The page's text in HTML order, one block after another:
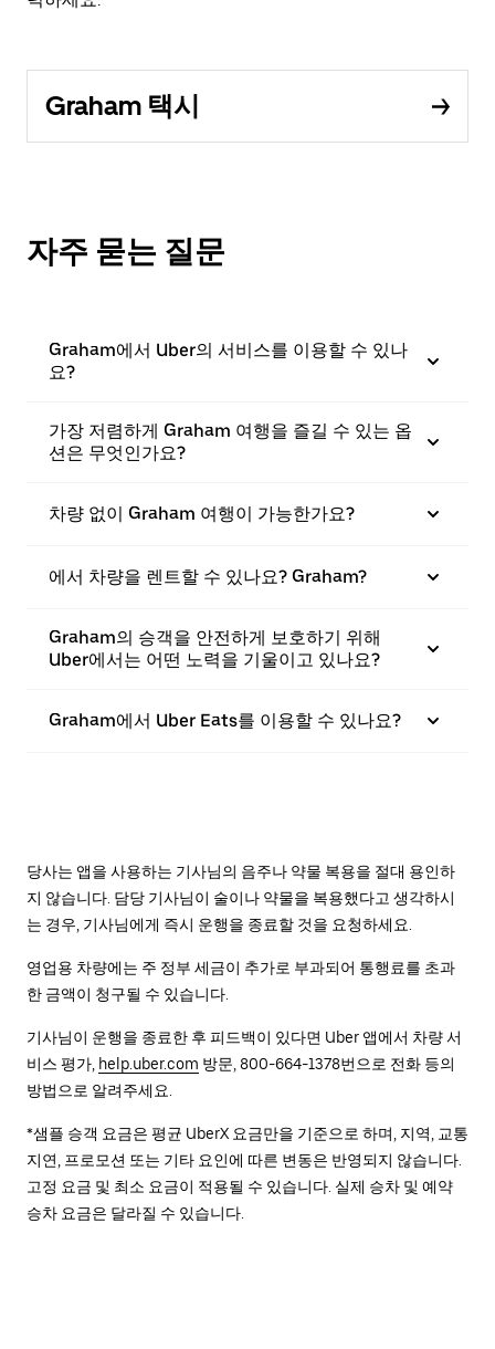
Graham 택시
자주 묻는 질문
Graham에서 Uber의 서비스를 이용할 수 있나
요?
가장 저렴하게 Graham 여행을 즐길 수 있는 옵
션은 무엇인가요?
차량 없이 Graham 여행이 가능한가요?
에서 차량을 렌트할 수 있나요? Graham?
Graham의 승객을 안전하게 보호하기 위해
Uber에서는 어떤 노력을 기울이고 있나요?
Graham에서 Uber Eats를 이용할 수 있나요?
당사는 앱을 사용하는 기사님의 음주나 약물 복용을 절대 용인하
지 않습니다. 담당 기사님이 술이나 약물을 복용했다고 생각하시
는 경우, 기사님에게 즉시 운행을 종료할 것을 요청하세요.
영업용 차량에는 주 정부 세금이 추가로 부과되어 통행료를 초과
한 금액이 청구될 수 있습니다.
기사님이 운행을 종료한 후 피드백이 있다면 Uber 앱에서 차량 서
비스 평가, help.uber.com 방문, 800-664-1378번으로 전화 등의
방법으로 알려주세요.
*샘플 승객 요금은 평균 UberX 요금만을 기준으로 하며, 지역, 교통
지연, 프로모션 또는 기타 요인에 따른 변동은 반영되지 않습니다.
고정 요금 및 최소 요금이 적용될 수 있습니다. 실제 승차 및 예약
승차 요금은 달라질 수 있습니다.